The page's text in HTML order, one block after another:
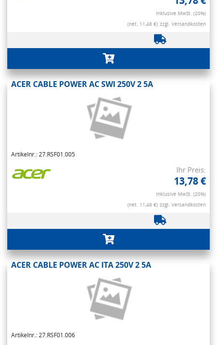
Inklusive MwSt. (20%)
(net. 11,48 €) zzgl. Versandkosten
ACER CABLE POWER AC SWI 250V 2 5A
Artikelnr.: 27.RSF01.005
Ihr Preis:
13,78 €
Inklusive MwSt. (20%)
(net. 11,48 €) zzgl. Versandkosten
ACER CABLE POWER AC ITA 250V 2 5A
Artikelnr.: 27.RSF01.006